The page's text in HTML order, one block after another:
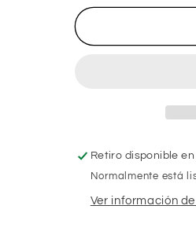
para
con
para
con
Retiro disponible en
Normalmente está
Ver información